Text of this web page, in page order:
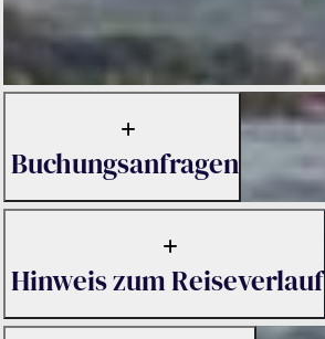
Buchungsanfragen
Hinweis zum Reiseverlauf